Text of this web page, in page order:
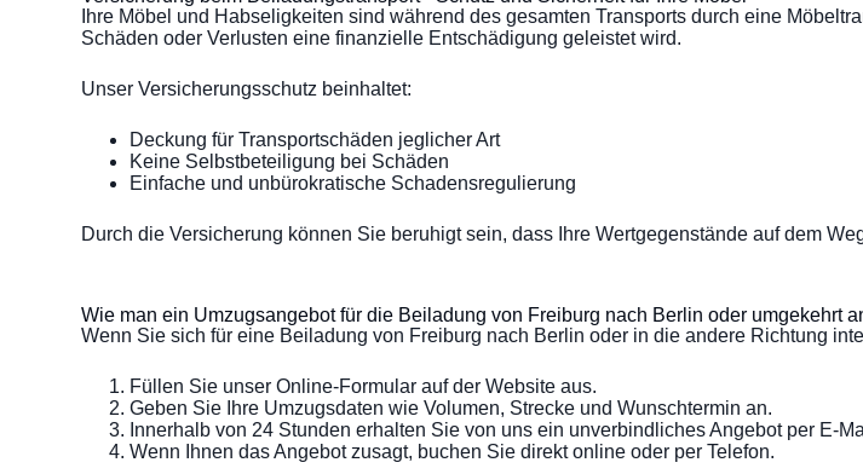
Ihre Möbel und Habseligkeiten sind während des gesamten Transports durch eine
Schäden oder Verlusten eine finanzielle Entschädigung geleistet wird.
Unser Versicherungsschutz beinhaltet:
Deckung für Transportschäden jeglicher Art
Keine Selbstbeteiligung bei Schäden
Einfache und unbürokratische Schadensregulierung
Durch die Versicherung können Sie beruhigt sein, dass Ihre Wertgegenstände auf dem
Wie man ein Umzugsangebot für die Beiladung von Freiburg nach Berlin oder umgekehrt
Wenn Sie sich für eine Beiladung von Freiburg nach Berlin oder in die andere Richtung
Füllen Sie unser Online-Formular auf der Website aus.
Geben Sie Ihre Umzugsdaten wie Volumen, Strecke und Wunschtermin an.
Innerhalb von 24 Stunden erhalten Sie von uns ein unverbindliches Angebot per E-
Wenn Ihnen das Angebot zusagt, buchen Sie direkt online oder per Telefon.